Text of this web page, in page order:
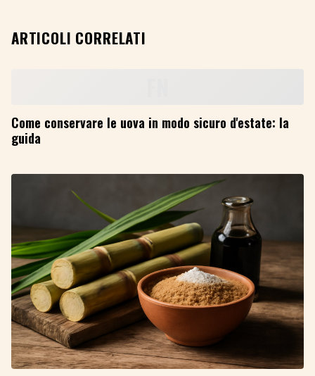
ARTICOLI CORRELATI
Come conservare le uova in modo sicuro d'estate: la
guida